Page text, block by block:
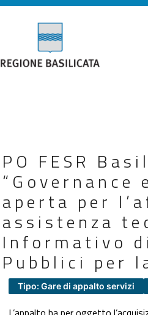
PO FESR
“Governance
aperta per
assistenza
Informativo
Pubblici per
Tipo: Gare di appalto servizi